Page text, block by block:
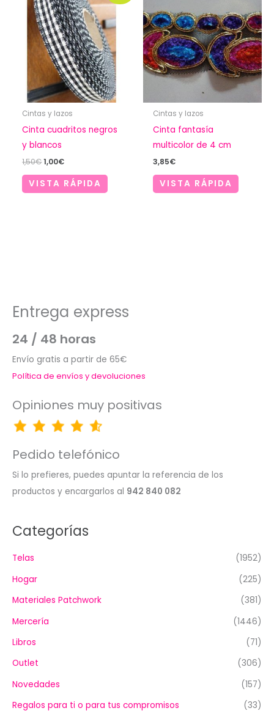
Cintas y lazos
Cinta cuadritos negros
y blancos
1,50€El
original
1,00€El
actual
VISTA RÁPIDA
Cintas y lazos
Cinta fantasía
multicolor de 4 cm
3,85€
VISTA RÁPIDA
Entrega express
24 / 48 horas
Envío gratis a partir de 65€
Política de envíos y devoluciones
Opiniones muy positivas
Pedido telefónico
Si lo prefieres, puedes apuntar la referencia de los
productos y encargarlos al 942 840 082
Categorías
Telas
(1952)
Hogar
(225)
Materiales Patchwork
(381)
Mercería
(1446)
Libros
(71)
Outlet
(306)
Novedades
(157)
Regalos para ti o para tus compromisos
(33)